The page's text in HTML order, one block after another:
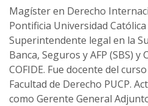
Magíster en Derecho
Pontificia Universidad Católica
Superintendente legal en la
Banca, Seguros y AFP (SBS)
COFIDE. Fue docente del
Facultad de Derecho PUCP.
como Gerente General